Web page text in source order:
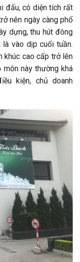
đấu, có diện tích rất
nên ngày càng phổ
dựng, thu hút đông
vào dịp cuối tuần.
khúc cao cấp trở lên
này thường khá
kiện, chủ doanh